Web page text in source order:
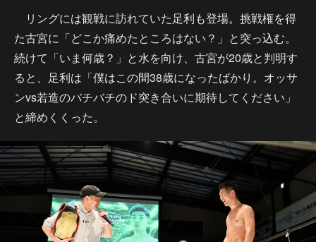
リングには観戦に訪れていた足利も登場。挑戦権を得
た古宮に「どこか痛めたところはない？」と突っ込む。
続けて「いま何歳？」と水を向け、古宮が20歳と判明す
ると、足利は「僕はこの間38歳になったばかり。オッサ
ンvs若造のバチバチのド突き合いに期待してください」
と締めくくった。